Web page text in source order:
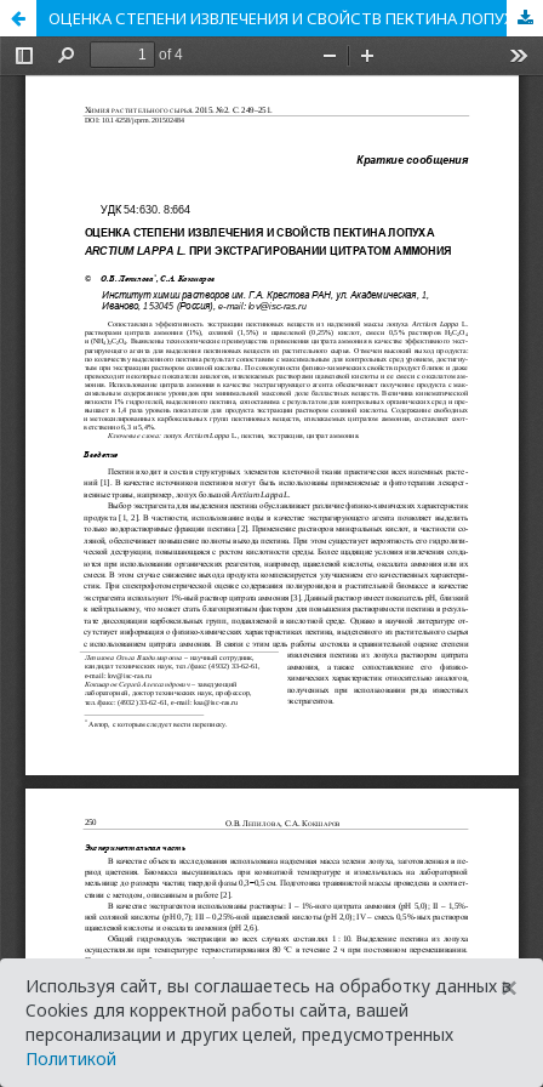
ОЦЕНКА СТЕПЕНИ ИЗВЛЕЧЕНИЯ И СВОЙСТВ ПЕКТИНА ЛОПУХА ARCTIUM LAPPA L. ПРИ ЭКСТРАГИРОВАНИИ ЦИТРАТОМ АММОНИЯ
Используя сайт, вы соглашаетесь на обработку данных в
Cookies для корректной работы сайта, вашей
персонализации и других целей, предусмотренных
Политикой
×